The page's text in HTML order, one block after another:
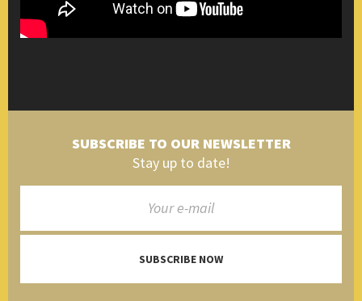
SUBSCRIBE TO OUR NEWSLETTER
Stay up to date!
SUBSCRIBE NOW